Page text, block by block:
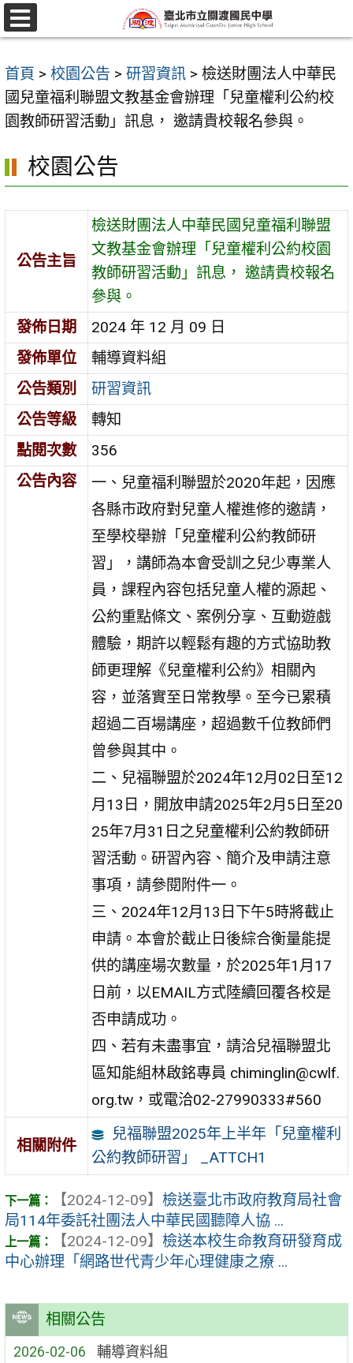
跳
至
要
內
容
選
單
首頁 > 校園公告 > 研習資訊 > 檢送財團法人中華民
國兒童福利聯盟文教基金會辦理「兒童權利公約校
園教師研習活動」訊息， 邀請貴校報名參與。
相關公告
2026-02-06 輔導資料組
校園公告
公告主旨
檢送財團法人中華民國兒童福利聯盟
文教基金會辦理「兒童權利公約校園
教師研習活動」訊息， 邀請貴校報名
參與。
發佈日期
2024 年 12 月 09 日
發佈單位
輔導資料組
公告類別
研習資訊
公告等級
轉知
點閱次數
356
公告內容
一、兒童福利聯盟於2020年起，因應
各縣市政府對兒童人權進修的邀請，
至學校舉辦「兒童權利公約教師研
習」，講師為本會受訓之兒少專業人
員，課程內容包括兒童人權的源起、
公約重點條文、案例分享、互動遊戲
體驗，期許以輕鬆有趣的方式協助教
師更理解《兒童權利公約》相關內
容，並落實至日常教學。至今已累積
超過二百場講座，超過數千位教師們
曾參與其中。
二、兒福聯盟於2024年12月02日至12
月13日，開放申請2025年2月5日至20
25年7月31日之兒童權利公約教師研
習活動。研習內容、簡介及申請注意
事項，請參閱附件一。
三、2024年12月13日下午5時將截止
申請。本會於截止日後綜合衡量能提
供的講座場次數量，於2025年1月17
日前，以EMAIL方式陸續回覆各校是
否申請成功。
四、若有未盡事宜，請洽兒福聯盟北
區知能組林啟銘專員 chiminglin@cwlf.
org.tw，或電洽02-27990333#560
相關附件
兒福聯盟2025年上半年「兒童權利
公約教師研習」 _ATTCH1
【2024-12-09】 檢送臺北市政府教育局社會
局114年委託社團法人中華民國聽障人協 ...
【2024-12-09】 檢送本校生命教育研發育成
中心辦理「網路世代青少年心理健康之療 ...